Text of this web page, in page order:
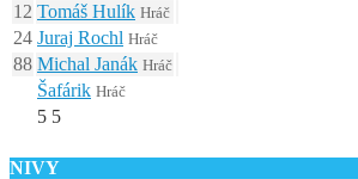
12 Tomáš Hulík Hráč
24 Juraj Rochl Hráč
88 Michal Janák Hráč
Šafárik Hráč
5 5
NIVY